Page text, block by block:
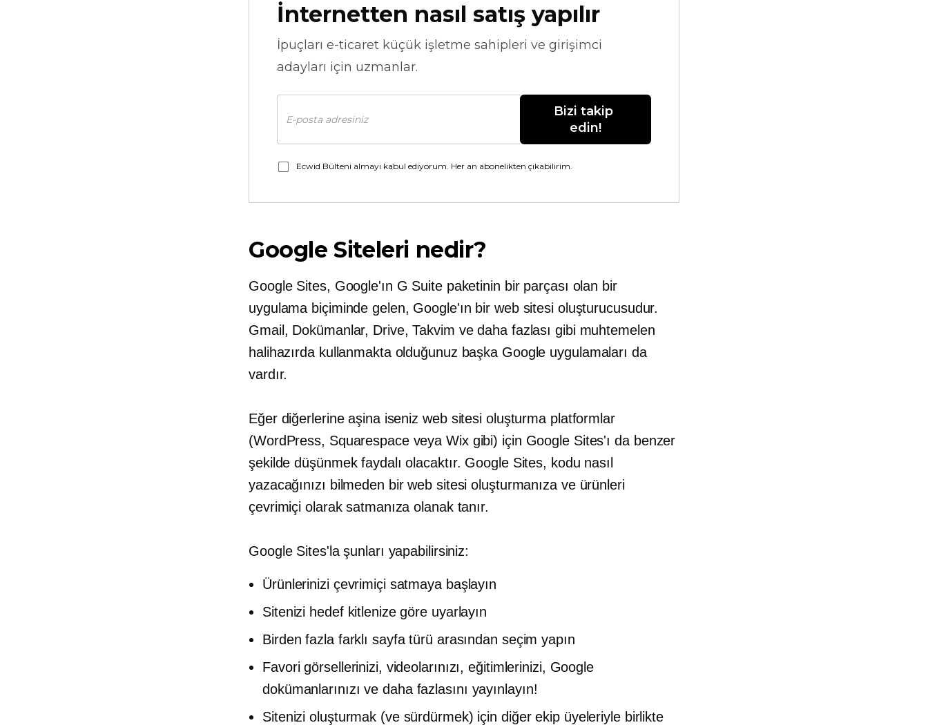
İnternetten nasıl satış yapılır
İpuçları e-ticaret küçük işletme sahipleri ve girişimci
adayları için uzmanlar.
Bizi takip
edin!
Ecwid Bülteni almayı kabul ediyorum. Her an abonelikten çıkabilirim.
Google Siteleri nedir?
Google Sites, Google'ın G Suite paketinin bir parçası olan bir
uygulama biçiminde gelen, Google'ın bir web sitesi oluşturucusudur.
Gmail, Dokümanlar, Drive, Takvim ve daha fazlası gibi muhtemelen
halihazırda kullanmakta olduğunuz başka Google uygulamaları da
vardır.
Eğer diğerlerine aşina iseniz web sitesi oluşturma platformlar
(WordPress, Squarespace veya Wix gibi) için Google Sites'ı da benzer
şekilde düşünmek faydalı olacaktır. Google Sites, kodu nasıl
yazacağınızı bilmeden bir web sitesi oluşturmanıza ve ürünleri
çevrimiçi olarak satmanıza olanak tanır.
Google Sites'la şunları yapabilirsiniz:
Ürünlerinizi çevrimiçi satmaya başlayın
Sitenizi hedef kitlenize göre uyarlayın
Birden fazla farklı sayfa türü arasından seçim yapın
Favori görsellerinizi, videolarınızı, eğitimlerinizi, Google
dokümanlarınızı ve daha fazlasını yayınlayın!
Sitenizi oluşturmak (ve sürdürmek) için diğer ekip üyeleriyle birlikte